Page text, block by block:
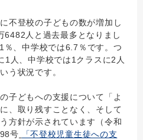
不登校の子どもの数が増加し
6482人と過去最多となりまし
％、中学校では6.7％です。つ
1人、中学校では1クラスに2人
う状況です。
子どもへの支援について「よ
、取り残すことなく、そして
方針が示されています（令和
号
「不登校児童生徒への支